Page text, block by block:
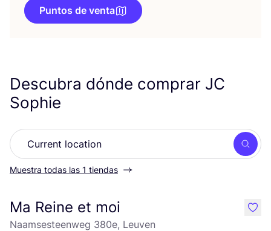
Puntos de venta
Descubra dónde comprar JC
Sophie
Muestra todas las 1 tiendas
Ma Reine et moi
Naamsesteenweg 380e, Leuven
like